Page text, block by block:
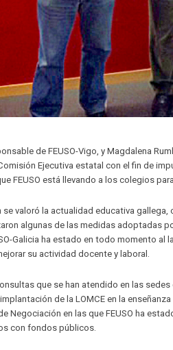
de FEUSO-Vigo, y Magdalena
Ejecutiva estatal con el fin de
FEUSO está llevando a los colegios
se valoró la actualidad educativa
algunas de las medidas adoptadas
Galicia ha estado en todo momento
su actividad docente y laboral.
que se han atendido en las
de la LOMCE en la
Negociación en las que FEUSO ha
con fondos públicos.